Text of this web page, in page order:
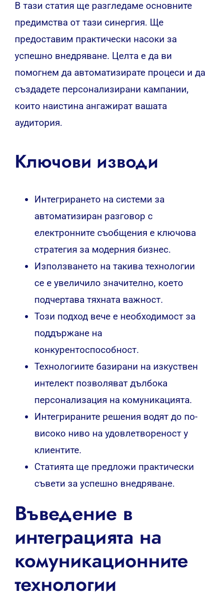
В тази статия ще разгледаме основните
предимства от тази синергия. Ще
предоставим практически насоки за
успешно внедряване. Целта е да ви
помогнем да автоматизирате процеси и да
създадете персонализирани кампании,
които наистина ангажират вашата
аудитория.
Ключови изводи
Интегрирането на системи за
автоматизиран разговор с
електронните съобщения е ключова
стратегия за модерния бизнес.
Използването на такива технологии
се е увеличило значително, което
подчертава тяхната важност.
Този подход вече е необходимост за
поддържане на
конкурентоспособност.
Технологиите базирани на изкуствен
интелект позволяват дълбока
персонализация на комуникацията.
Интегрираните решения водят до по-
високо ниво на удовлетвореност у
клиентите.
Статията ще предложи практически
съвети за успешно внедряване.
Въведение в
интеграцията на
комуникационните
технологии